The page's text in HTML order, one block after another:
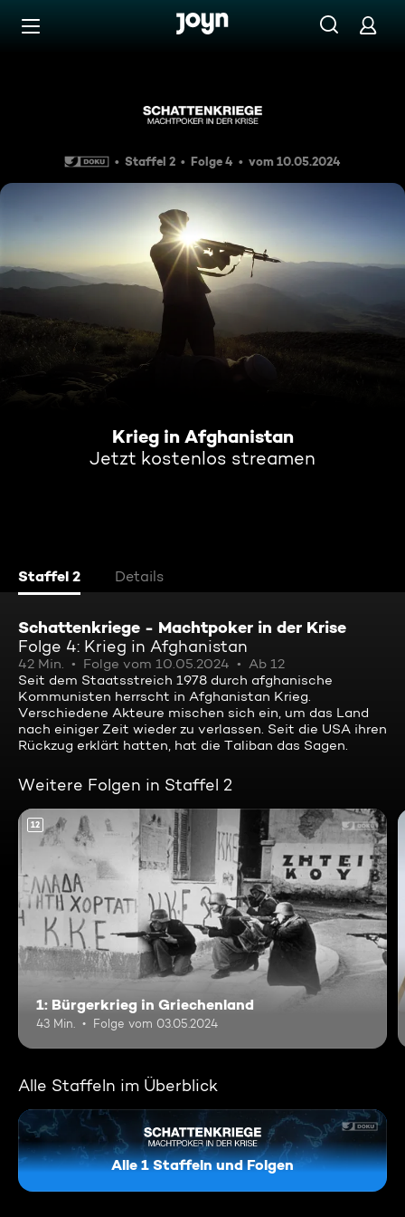
Zum Inhalt springen
Staffel 2 Folge 4 vom 10.05.2024
Krieg in Afghanistan
Jetzt kostenlos streamen
Staffel 2 Details
Schattenkriege - Machtpoker in der Krise
Folge 4: Krieg in Afghanistan
42 Min. Folge vom 10.05.2024
Ab 12
Seit dem Staatsstreich 1978 durch afghanische
Kommunisten herrscht in Afghanistan Krieg.
Verschiedene Akteure mischen sich ein, um das Land
nach einiger Zeit wieder zu verlassen. Seit die USA ihren
Rückzug erklärt hatten, hat die Taliban das Sagen.
Weitere Folgen in Staffel 2
12
1: Bürgerkrieg in Griechenland
43 Min. Folge vom 03.05.2024
Alle Staffeln im Überblick
Schattenkriege -
Alle 1 Staffeln und Folgen